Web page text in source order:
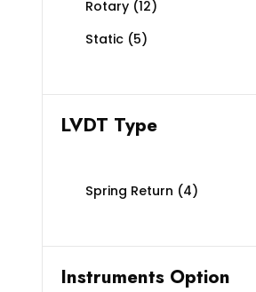
Rotary (12)
Static (5)
LVDT Type
Spring Return (4)
Instruments Option